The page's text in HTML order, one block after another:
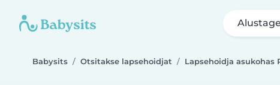
Babysits Otsitakse lapsehoidjat Lapsehoidja asukohas